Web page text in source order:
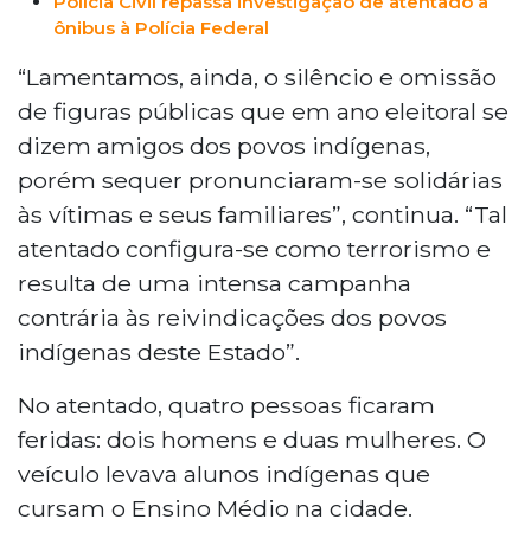
ônibus à Polícia Federal
“Lamentamos, ainda, o silêncio e omissão
de figuras públicas que em ano eleitoral se
dizem amigos dos povos indígenas,
porém sequer pronunciaram-se solidárias
às vítimas e seus familiares”, continua. “Tal
atentado configura-se como terrorismo e
resulta de uma intensa campanha
contrária às reivindicações dos povos
indígenas deste Estado”.
No atentado, quatro pessoas ficaram
feridas: dois homens e duas mulheres. O
veículo levava alunos indígenas que
cursam o Ensino Médio na cidade.